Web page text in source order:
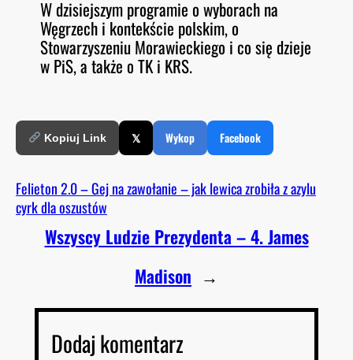
O
D
E
RSS FEED
LINK
EMBED
W dzisiejszym programie o wyborach na
Węgrzech i kontekście polskim, o
Stowarzyszeniu Morawieckiego i co się dzieje
w PiS, a także o TK i KRS.
Kopiuj Link 𝕏 Wykop Facebook
Felieton 2.0 – Gej na zawołanie – jak lewica zrobiła z azylu
cyrk dla oszustów
Wszyscy Ludzie Prezydenta – 4. James
Madison →
Dodaj komentarz